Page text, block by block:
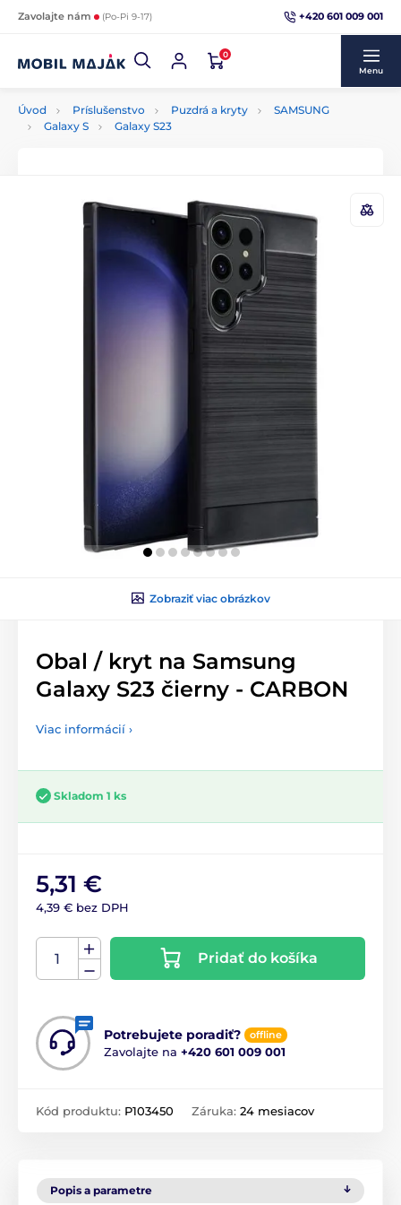
Zavolajte nám (Po-Pi 9-17) +420 601 009 001
0
Menu
Úvod Príslušenstvo Puzdrá a kryty
SAMSUNG
Galaxy S
Galaxy S23
Zobraziť viac obrázkov
Obal / kryt na Samsung
Galaxy S23 čierny - CARBON
Viac informácií ›
Skladom 1 ks
5,31 €
4,39 € bez DPH
Pridať do košíka
Potrebujete poradiť? offline
Zavolajte na +420 601 009 001
Kód produktu: P103450 Záruka: 24 mesiacov
Popis a parametre